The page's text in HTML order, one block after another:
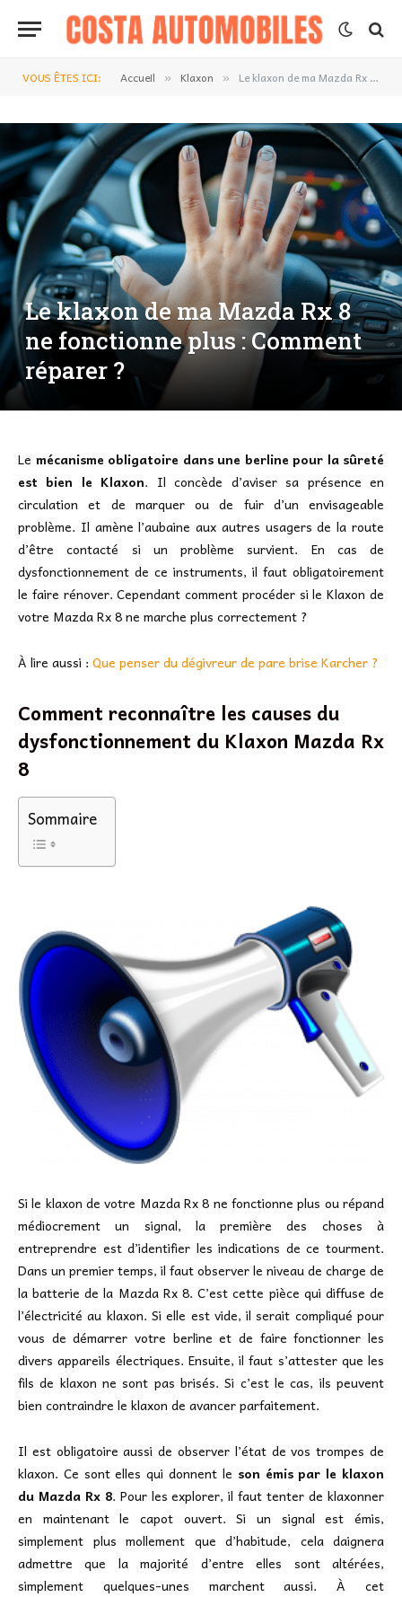
VOUS ÊTES ICI: Accueil » Klaxon » Le klaxon de ma Mazda Rx 8 ne fonctionne plus : Comment réparer ?
Le klaxon de ma Mazda Rx 8
ne fonctionne plus : Comment
réparer ?
Le mécanisme obligatoire dans une berline pour la sûreté
est bien le Klaxon. Il concède d’aviser sa présence en
circulation et de marquer ou de fuir d’un envisageable
problème. Il amène l’aubaine aux autres usagers de la route
d’être contacté si un problème survient. En cas de
dysfonctionnement de ce instruments, il faut obligatoirement
le faire rénover. Cependant comment procéder si le Klaxon de
votre Mazda Rx 8 ne marche plus correctement ?
À lire aussi : Que penser du dégivreur de pare brise Karcher ?
Comment reconnaître les causes du
dysfonctionnement du Klaxon Mazda Rx
8
Sommaire
Si le klaxon de votre Mazda Rx 8 ne fonctionne plus ou répand
médiocrement un signal, la première des choses à
entreprendre est d’identifier les indications de ce tourment.
Dans un premier temps, il faut observer le niveau de charge de
la batterie de la Mazda Rx 8. C’est cette pièce qui diffuse de
l’électricité au klaxon. Si elle est vide, il serait compliqué pour
vous de démarrer votre berline et de faire fonctionner les
divers appareils électriques. Ensuite, il faut s’attester que les
fils de klaxon ne sont pas brisés. Si c’est le cas, ils peuvent
bien contraindre le klaxon de avancer parfaitement.
Il est obligatoire aussi de observer l’état de vos trompes de
klaxon. Ce sont elles qui donnent le son émis par le klaxon
du Mazda Rx 8. Pour les explorer, il faut tenter de klaxonner
en maintenant le capot ouvert. Si un signal est émis,
simplement plus mollement que d’habitude, cela daignera
admettre que la majorité d’entre elles sont altérées,
simplement quelques-unes marchent aussi. À cet